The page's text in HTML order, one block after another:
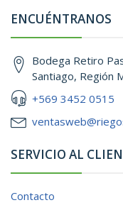
ENCUÉNTRANOS
Bodega Retiro
Santiago, Región
+569 3452 0515
SERVICIO AL
Contacto